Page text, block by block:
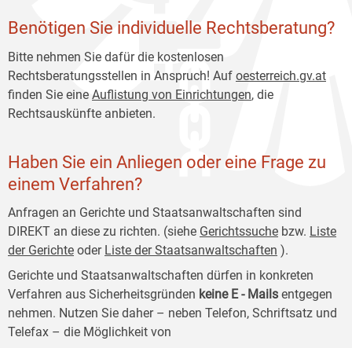
Benötigen Sie individuelle Rechtsberatung?
Bitte nehmen Sie dafür die kostenlosen
Rechtsberatungsstellen in Anspruch! Auf oesterreich.gv.at
finden Sie eine Auflistung von Einrichtungen, die
Rechtsauskünfte anbieten.
Haben Sie ein Anliegen oder eine Frage zu
einem Verfahren?
Anfragen an Gerichte und Staatsanwaltschaften sind
DIREKT an diese zu richten. (siehe Gerichtssuche bzw. Liste
der Gerichte oder Liste der Staatsanwaltschaften ).
Gerichte und Staatsanwaltschaften dürfen in konkreten
Verfahren aus Sicherheitsgründen keine E - Mails entgegen
nehmen. Nutzen Sie daher – neben Telefon, Schriftsatz und
Telefax – die Möglichkeit von